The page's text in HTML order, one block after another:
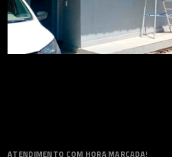
ATENDIMENTO COM HORA MARCADA!